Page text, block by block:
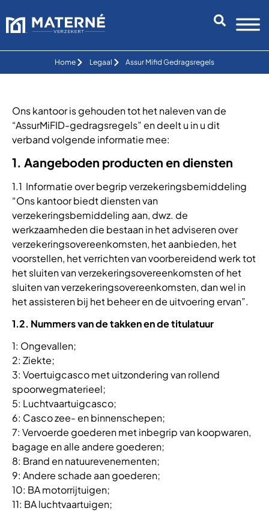
Home Legaal Assur Mifid Gedragsregels
Ons kantoor is gehouden tot het naleven van de
“AssurMiFID-gedragsregels” en deelt u in u dit
verband volgende informatie mee:
1. Aangeboden producten en diensten
1.1 Informatie over begrip verzekeringsbemiddeling
“Ons kantoor biedt diensten van
verzekeringsbemiddeling aan, dwz. de
werkzaamheden die bestaan in het adviseren over
verzekeringsovereenkomsten, het aanbieden, het
voorstellen, het verrichten van voorbereidend werk tot
het sluiten van verzekeringsovereenkomsten of het
sluiten van verzekeringsovereenkomsten, dan wel in
het assisteren bij het beheer en de uitvoering ervan”.
1.2. Nummers van de takken en de titulatuur
1: Ongevallen;
2: Ziekte;
3: Voertuigcasco met uitzondering van rollend
spoorwegmaterieel;
5: Luchtvaartuigcasco;
6: Casco zee- en binnenschepen;
7: Vervoerde goederen met inbegrip van koopwaren,
bagage en alle andere goederen;
8: Brand en natuurevenementen;
9: Andere schade aan goederen;
10: BA motorrijtuigen;
11: BA luchtvaartuigen;